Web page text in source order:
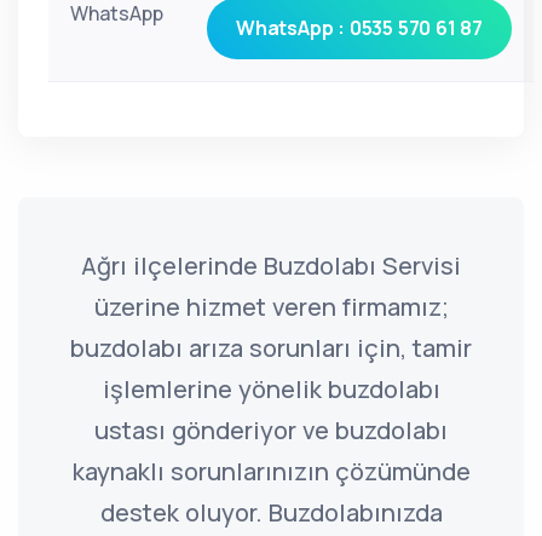
WhatsApp
WhatsApp : 0535 570 61 87
Ağrı ilçelerinde Buzdolabı Servisi
üzerine hizmet veren firmamız;
buzdolabı arıza sorunları için, tamir
işlemlerine yönelik buzdolabı
ustası gönderiyor ve buzdolabı
kaynaklı sorunlarınızın çözümünde
destek oluyor. Buzdolabınızda